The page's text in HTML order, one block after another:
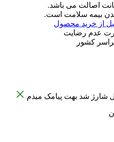
اصالت می باشد.
بیمه سلامت است.
از خرید محصول
عدم رضایت
کشور
شارژ شد بهت پیامک میدم